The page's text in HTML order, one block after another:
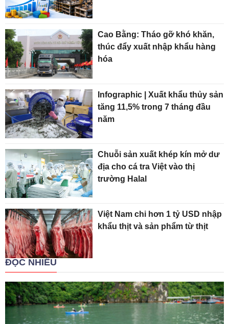
Cao Bằng: Tháo gỡ khó khăn,
thúc đẩy xuất nhập khẩu hàng
hóa
Infographic | Xuất khẩu thủy sản
tăng 11,5% trong 7 tháng đầu
năm
Chuỗi sản xuất khép kín mở dư
địa cho cá tra Việt vào thị
trường Halal
Việt Nam chi hơn 1 tỷ USD nhập
khẩu thịt và sản phẩm từ thịt
ĐỌC NHIỀU